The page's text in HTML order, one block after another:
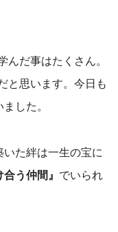
んだ事はたくさん。
と思います。今日も
した。
た絆は一生の宝に
合う仲間』 でいられ